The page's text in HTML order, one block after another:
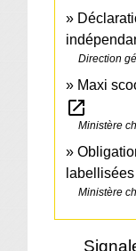
Direction
Maxi
open_in_new
Ministère
labellisées
Ministère